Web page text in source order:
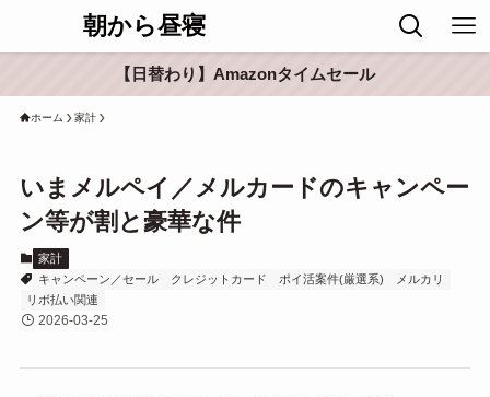
朝から昼寝
【日替わり】Amazonタイムセール
ホーム 家計
いまメルペイ／メルカードのキャンペー
ン等が割と豪華な件
家計
キャンペーン／セール
クレジットカード ポイ活案件(厳選系)
メルカリ
リボ払い関連
2026-03-25